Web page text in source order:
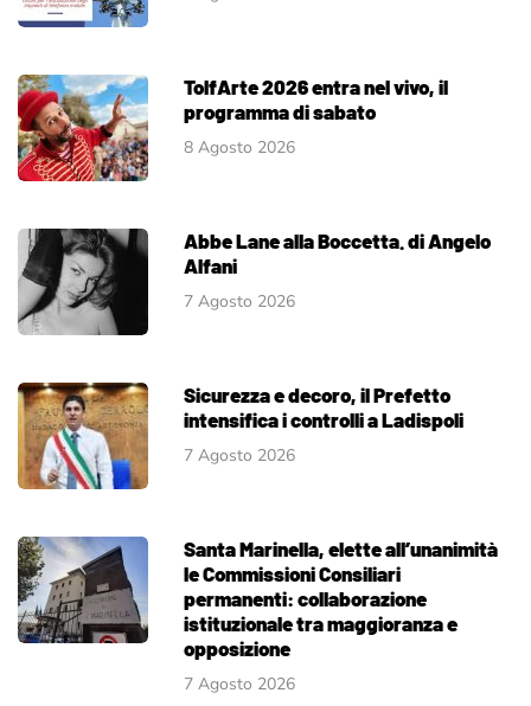
TolfArte 2026 entra nel vivo, il
programma di sabato
8 Agosto 2026
Abbe Lane alla Boccetta. di Angelo
Alfani
7 Agosto 2026
Sicurezza e decoro, il Prefetto
intensifica i controlli a Ladispoli
7 Agosto 2026
Santa Marinella, elette all’unanimità
le Commissioni Consiliari
permanenti: collaborazione
istituzionale tra maggioranza e
opposizione
7 Agosto 2026